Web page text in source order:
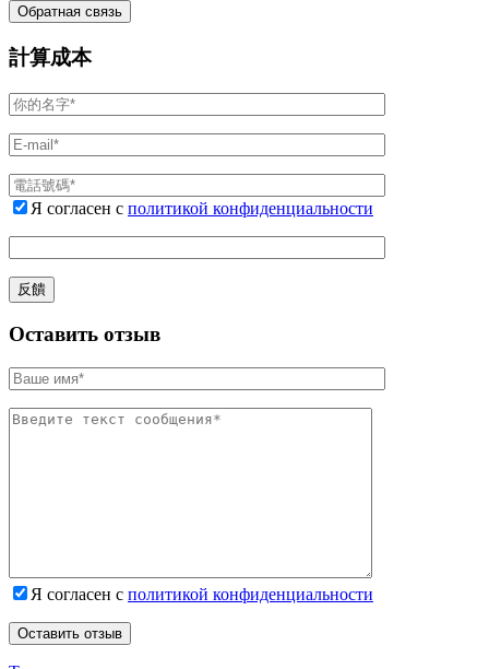
計算成本
Я согласен с политикой конфиденциальности
Оставить отзыв
Я согласен с политикой конфиденциальности